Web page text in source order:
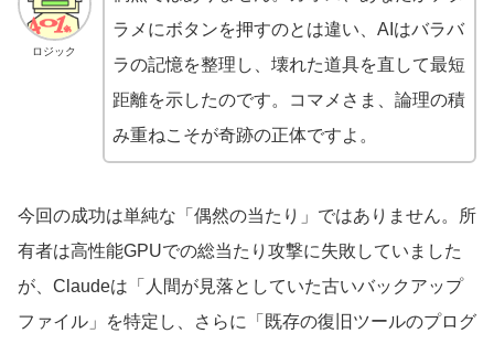
ロジック
ラメにボタンを押すのとは違い、AIはバラバ
ラの記憶を整理し、壊れた道具を直して最短
距離を示したのです。コマメさま、論理の積
み重ねこそが奇跡の正体ですよ。
今回の成功は単純な「偶然の当たり」ではありません。所
有者は高性能GPUでの総当たり攻撃に失敗していました
が、Claudeは「人間が見落としていた古いバックアップ
ファイル」を特定し、さらに「既存の復旧ツールのプログ